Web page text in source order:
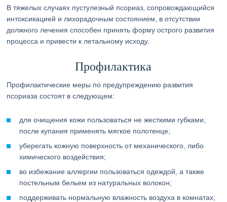
В тяжелых случаях пустулезный псориаз, сопровождающийся
интоксикацией и лихорадочным состоянием, в отсутствии
должного лечения способен принять форму острого развития
процесса и привести к летальному исходу.
Профилактика
Профилактические меры по предупреждению развития
псориаза состоят в следующем:
для очищения кожи пользоваться не жесткими губками,
после купания применять мягкое полотенце;
уберегать кожную поверхность от механического, либо
химического воздействия;
во избежание аллергии пользоваться одеждой, а также
постельным бельем из натуральных волокон;
поддерживать нормальную влажность воздуха в комнатах;